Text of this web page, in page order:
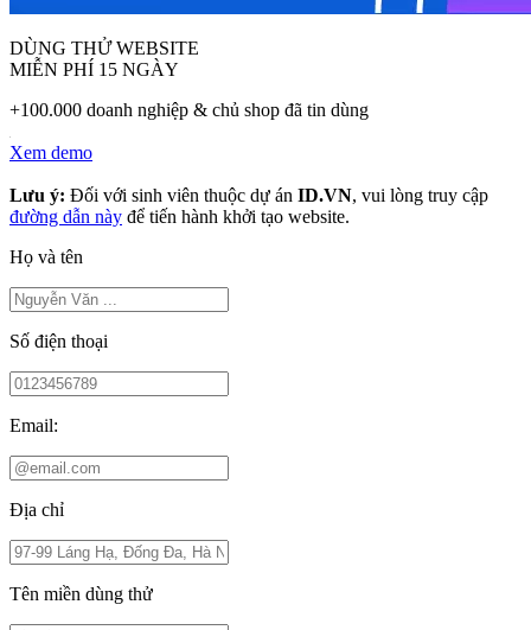
DÙNG THỬ WEBSITE
MIỄN PHÍ 15 NGÀY
+100.000 doanh nghiệp & chủ shop đã tin dùng
Xem demo
Lưu ý: Đối với sinh viên thuộc dự án ID.VN, vui lòng truy cập
đường dẫn này để tiến hành khởi tạo website.
Họ và tên
Số điện thoại
Email:
Địa chỉ
Tên miền dùng thử